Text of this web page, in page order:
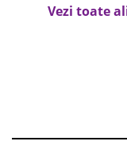
Vezi toate